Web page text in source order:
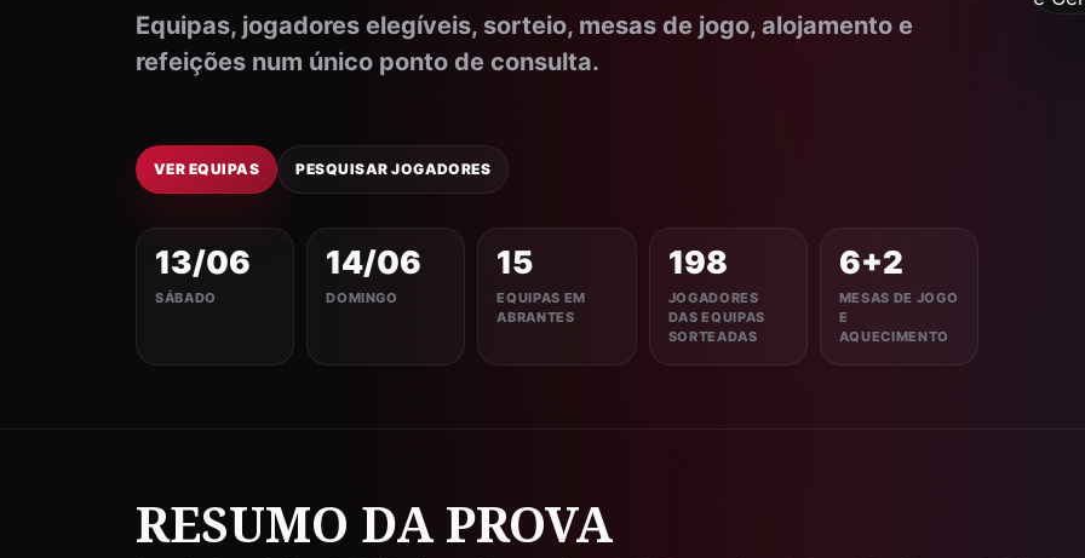
Equipas, jogadores elegíveis, sorteio, mesas de jogo, alojamento e
refeições num único ponto de consulta.
VER EQUIPAS PESQUISAR JOGADORES
13/06
SÁBADO
14/06
DOMINGO
15
EQUIPAS EM
ABRANTES
198
JOGADORES
DAS EQUIPAS
SORTEADAS
6+2
MESAS DE JOGO
E
AQUECIMENTO
RESUMO DA PROVA